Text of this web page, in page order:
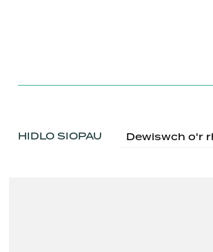
HIDLO SIOPAU